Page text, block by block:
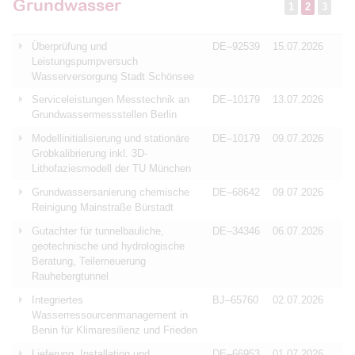
Grundwasser 1 2 3
Überprüfung und
Leistungspumpversuch
Wasserversorgung Stadt Schönsee
DE–92539 15.07.2026
Serviceleistungen Messtechnik an
Grundwassermessstellen Berlin
DE–10179 13.07.2026
Modellinitialisierung und stationäre
Grobkalibrierung inkl. 3D-
Lithofaziesmodell der TU München
DE–10179 09.07.2026
Grundwassersanierung chemische
Reinigung Mainstraße Bürstadt
DE–68642 09.07.2026
Gutachter für tunnelbauliche,
geotechnische und hydrologische
Beratung, Teilerneuerung
Rauhebergtunnel
DE–34346 06.07.2026
Integriertes
Wasserressourcenmanagement in
Benin für Klimaresilienz und Frieden
BJ–65760 02.07.2026